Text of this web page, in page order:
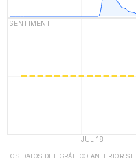
LOS DATOS DEL GRÁFICO ANTERIOR